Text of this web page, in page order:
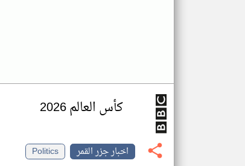
كأس العالم 2026
اخبار جزر القمر
Politics